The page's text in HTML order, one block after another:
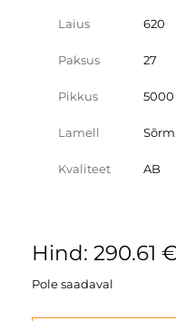
Laius 620
Paksus 27
Pikkus 5000
Lamell Sõrm.
Kvaliteet AB
Hind: 290.61
Pole saadaval